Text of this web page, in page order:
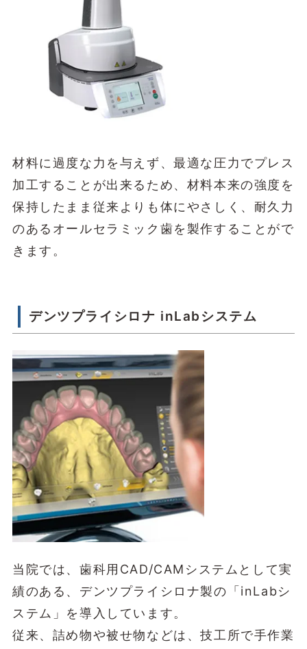
材料に過度な力を与えず、最適な圧力でプレス
加工することが出来るため、材料本来の強度を
保持したまま従来よりも体にやさしく、耐久力
のあるオールセラミック歯を製作することがで
きます。
デンツプライシロナ inLabシステム
当院では、歯科用CAD/CAMシステムとして実
績のある、デンツプライシロナ製の「inLabシ
ステム」を導入しています。
従来、詰め物や被せ物などは、技工所で手作業